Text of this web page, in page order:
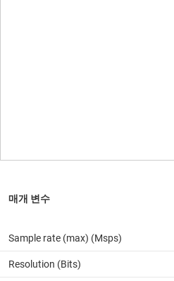
Sample rate (max) (Msps)
Resolution (Bits)